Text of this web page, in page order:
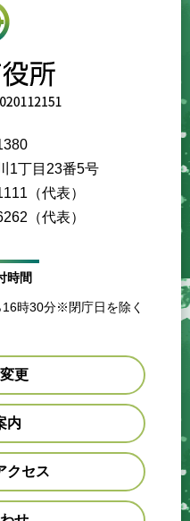
1丁目23番5号
（代表）
（代表）
時間
時30分※閉庁日を除く
更
内
クセス